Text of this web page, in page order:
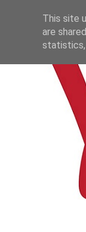
This site
are
statistics,